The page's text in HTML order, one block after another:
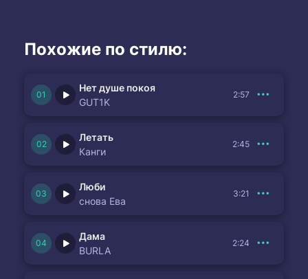
Похожие по стилю:
Нет душе покоя
GUT1K
2:57
Летать
Канги
2:45
Люби
снова Ева
3:21
Дама
BURLA
2:24